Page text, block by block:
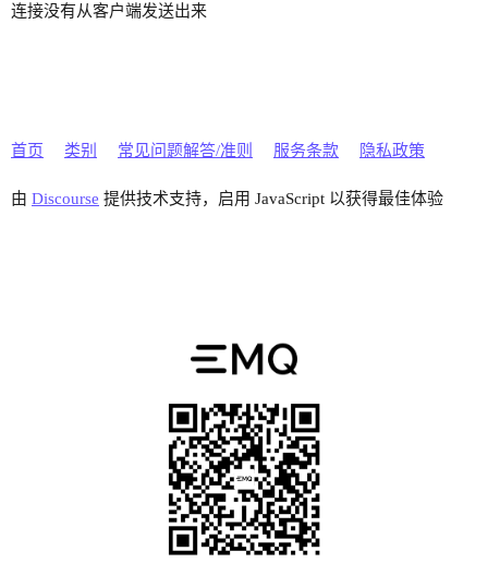
# listeners.quic.default {
#}
dashboard {
  deny_action = ignore
  no_match = allow
      type = file
      enable = true
      # This file is immutable to EMQX.
连接没有从客户端发送出来
首页 类别 常见问题解答/准则 服务条款 隐私政策
由 Discourse 提供技术支持，启用 JavaScript 以获得最佳体验